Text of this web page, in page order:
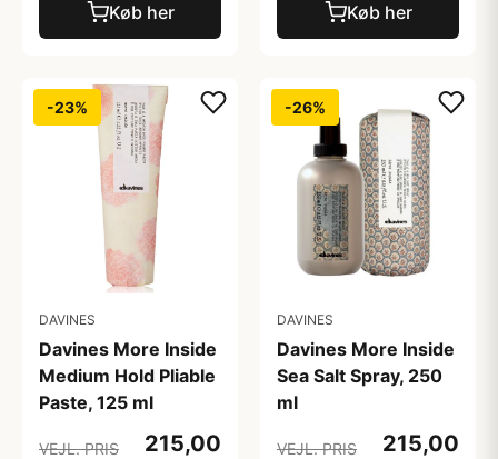
Køb her Køb her
-23%
DAVINES
Davines More Inside
Medium Hold Pliable
Paste, 125 ml
VEJL. PRIS
215,00
-26%
DAVINES
Davines More Inside
Sea Salt Spray, 250
ml
VEJL. PRIS
215,00